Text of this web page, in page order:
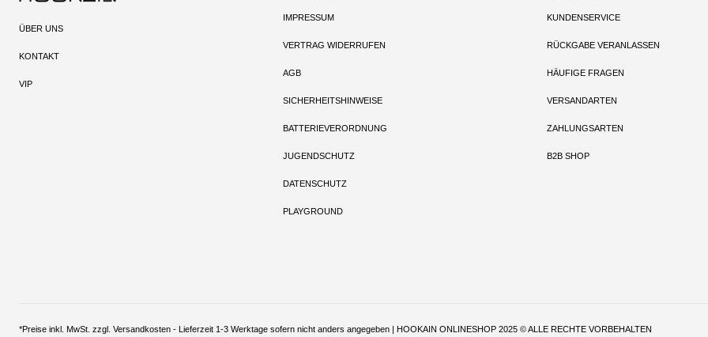
ÜBER UNS
KONTAKT
VIP
IMPRESSUM
VERTRAG WIDERRUFEN
AGB
SICHERHEITSHINWEISE
BATTERIEVERORDNUNG
JUGENDSCHUTZ
DATENSCHUTZ
PLAYGROUND
KUNDENSERVICE
RÜCKGABE VERANLASSEN
HÄUFIGE FRAGEN
VERSANDARTEN
ZAHLUNGSARTEN
B2B SHOP
*Preise inkl. MwSt. zzgl. Versandkosten - Lieferzeit 1-3 Werktage sofern nicht anders angegeben | HOOKAIN ONLINESHOP 2025 © ALLE RECHTE VORBEHALTEN